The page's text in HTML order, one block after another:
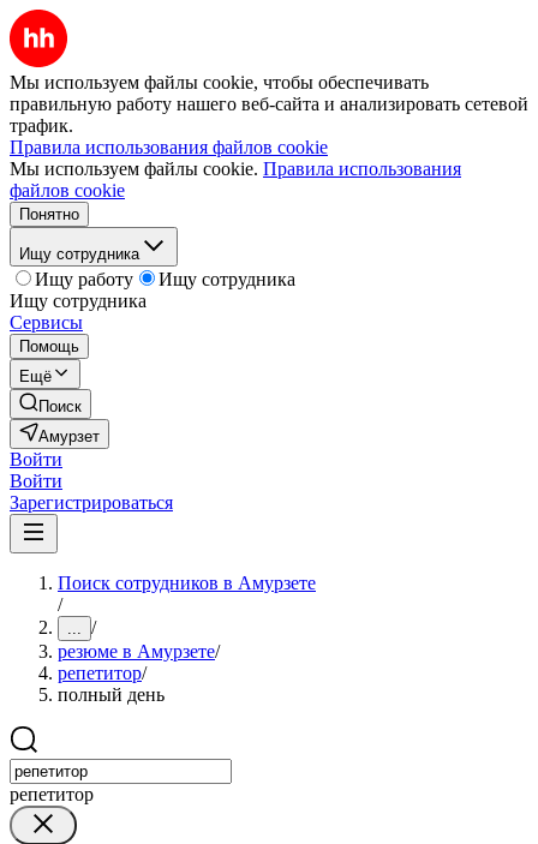
Мы используем файлы cookie, чтобы обеспечивать
правильную работу нашего веб-сайта и анализировать сетевой
трафик.
Правила использования файлов cookie
Мы используем файлы cookie. Правила использования
файлов cookie
Понятно
Ищу сотрудника
Ищу работу
Ищу сотрудника
Ищу сотрудника
Сервисы
Помощь
Ещё
Поиск
Амурзет
Войти
Войти
Зарегистрироваться
Поиск сотрудников в Амурзете
/
... /
резюме в Амурзете/
репетитор/
полный день
репетитор